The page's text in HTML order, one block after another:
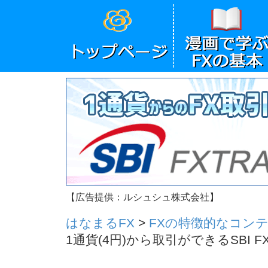
【広告提供：ルシュシュ株式会社】
はなまるFX > FXの特徴的なコン
1通貨(4円)から取引ができるSBI